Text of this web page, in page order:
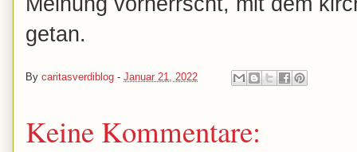
getan.
By caritasverdiblog - Januar 21, 2022
Keine Kommentare: